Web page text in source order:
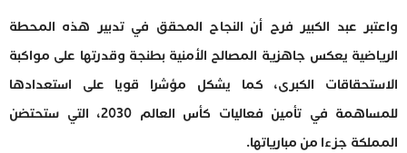
واعتبر عبد الكبير فرح أن النجاح المحقق في تدبير هذه المحطة
الرياضية يعكس جاهزية المصالح الأمنية بطنجة وقدرتها على مواكبة
الاستحقاقات الكبرى، كما يشكل مؤشرا قويا على استعدادها
للمساهمة في تأمين فعاليات كأس العالم 2030، التي ستحتضن
المملكة جزءا من مبارياتها.